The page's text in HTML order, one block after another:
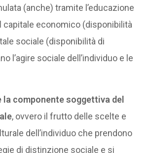
(anche) tramite l’educazione
capitale economico (disponibilità
sociale (disponibilità di
l’agire sociale dell’individuo e le
la componente soggettiva del
, ovvero il frutto delle scelte e
dell’individuo che prendono
di distinzione sociale e si